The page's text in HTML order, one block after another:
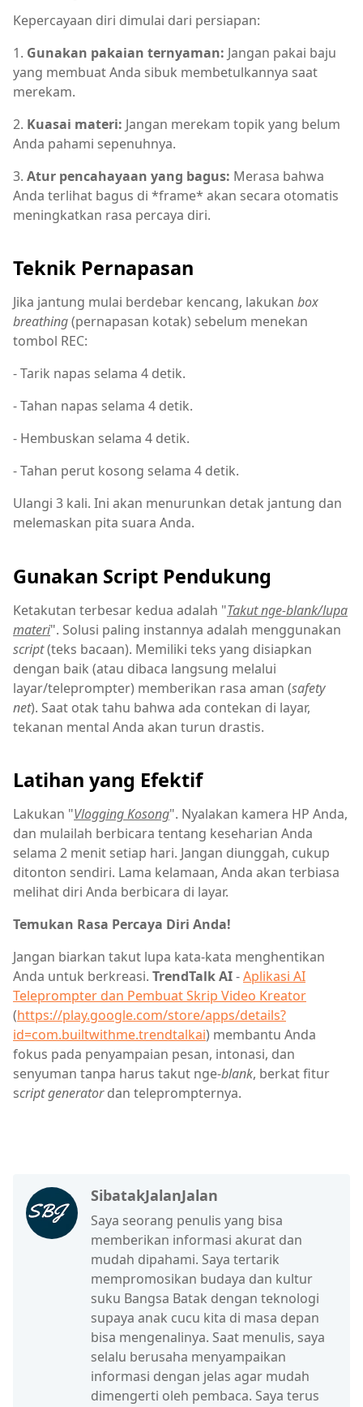
Kepercayaan diri dimulai dari persiapan:
1. Gunakan pakaian ternyaman: Jangan pakai baju
yang membuat Anda sibuk membetulkannya saat
merekam.
2. Kuasai materi: Jangan merekam topik yang belum
Anda pahami sepenuhnya.
3. Atur pencahayaan yang bagus: Merasa bahwa
Anda terlihat bagus di *frame* akan secara otomatis
meningkatkan rasa percaya diri.
Teknik Pernapasan
Jika jantung mulai berdebar kencang, lakukan box
breathing(pernapasan kotak) sebelum menekan
tombol REC:
- Tarik napas selama 4 detik.
- Tahan napas selama 4 detik.
- Hembuskan selama 4 detik.
- Tahan perut kosong selama 4 detik.
Ulangi 3 kali. Ini akan menurunkan detak jantung dan
melemaskan pita suara Anda.
Gunakan Script Pendukung
Ketakutan terbesar kedua adalah "Takut nge-blank/lupa
materi". Solusi paling instannya adalah menggunakan
script(teks bacaan). Memiliki teks yang disiapkan
dengan baik (atau dibaca langsung melalui
layar/teleprompter) memberikan rasa aman (safety
net). Saat otak tahu bahwa ada contekan di layar,
tekanan mental Anda akan turun drastis.
Latihan yang Efektif
Lakukan "Vlogging Kosong". Nyalakan kamera HP Anda,
dan mulailah berbicara tentang keseharian Anda
selama 2 menit setiap hari. Jangan diunggah, cukup
ditonton sendiri. Lama kelamaan, Anda akan terbiasa
melihat diri Anda berbicara di layar.
Temukan Rasa Percaya Diri Anda!
Jangan biarkan takut lupa kata-kata menghentikan
Anda untuk berkreasi. TrendTalk AI-Aplikasi AI
Teleprompter dan Pembuat Skrip Video Kreator
(https://play.google.com/store/apps/details?
id=com.builtwithme.trendtalkai) membantu Anda
fokus pada penyampaian pesan, intonasi, dan
senyuman tanpa harus takut nge-blank, berkat fitur
script generatordan teleprompternya.
SibatakJalanJalan
Saya seorang penulis yang bisa
memberikan informasi akurat dan
mudah dipahami. Saya tertarik
mempromosikan budaya dan kultur
suku Bangsa Batak dengan teknologi
supaya anak cucu kita di masa depan
bisa mengenalinya. Saat menulis, saya
selalu berusaha menyampaikan
informasi dengan jelas agar mudah
dimengerti oleh pembaca. Saya terus